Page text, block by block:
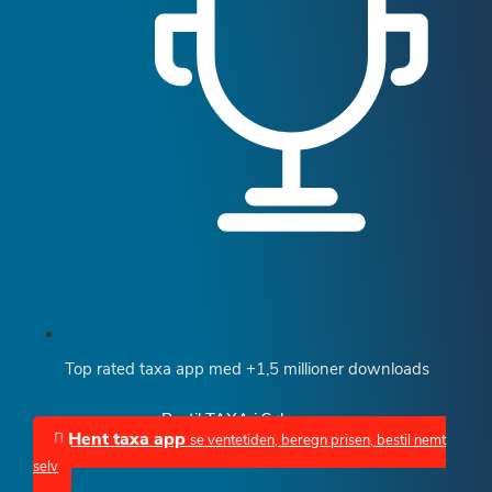
Top rated taxa app med +1,5 millioner downloads
Bestil TAXA i Søborg
Hent taxa app se ventetiden, beregn prisen, bestil nemt
selv